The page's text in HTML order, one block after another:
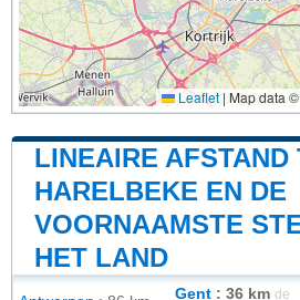
Leaflet | Map data ©
LINEAIRE AFSTAND
HARELBEKE EN DE
VOORNAAMSTE
HET LAND
Gent : 36 km de